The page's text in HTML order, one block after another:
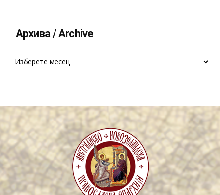
Архива / Archive
Архива